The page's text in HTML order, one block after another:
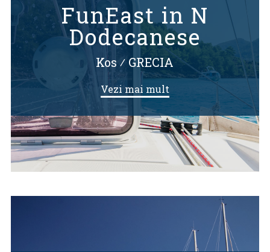
FunEast in N
Dodecanese
Kos ⁄ GRECIA
Vezi mai mult